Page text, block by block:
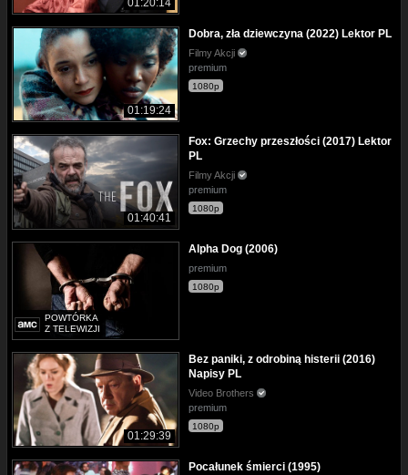
01:20:14
01:19:24
Dobra, zła dziewczyna (2022) Lektor PL
Filmy Akcji
premium
1080p
01:40:41
Fox: Grzechy przeszłości (2017) Lektor
PL
Filmy Akcji
premium
1080p
POWTÓRKA
Z TELEWIZJI
Alpha Dog (2006)
premium
1080p
01:29:39
Bez paniki, z odrobiną histerii (2016)
Napisy PL
Video Brothers
premium
1080p
Pocałunek śmierci (1995)